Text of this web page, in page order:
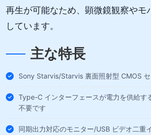
再生が可能なため、顕微鏡観察やモ
しています。
主な特長
Sony Starvis/Starvis 裏面照射型 CMOS
Type-C インターフェースが電力を供給す
不要です
同期出力対応のモニター/USB ビデオ二重